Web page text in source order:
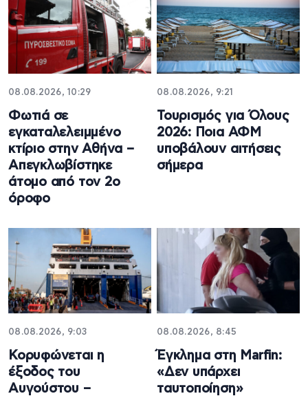
08.08.2026, 10:29
Φωτιά σε
εγκαταλελειμμένο
κτίριο στην Αθήνα –
Απεγκλωβίστηκε
άτομο από τον 2ο
όροφο
08.08.2026, 9:21
Τουρισμός για Όλους
2026: Ποια ΑΦΜ
υποβάλουν αιτήσεις
σήμερα
08.08.2026, 9:03
Κορυφώνεται η
έξοδος του
Αυγούστου –
08.08.2026, 8:45
Έγκλημα στη Marfin:
«Δεν υπάρχει
ταυτοποίηση»